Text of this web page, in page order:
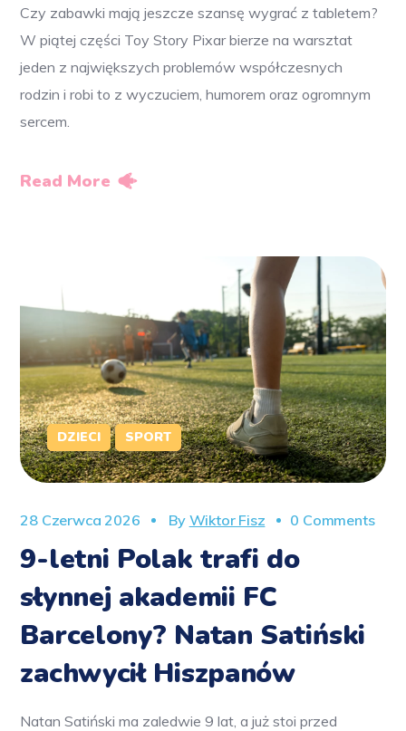
Czy zabawki mają jeszcze szansę wygrać z tabletem?
W piątej części Toy Story Pixar bierze na warsztat
jeden z największych problemów współczesnych
rodzin i robi to z wyczuciem, humorem oraz ogromnym
sercem.
Read More
DZIECI SPORT
28 Czerwca 2026 By Wiktor Fisz 0 Comments
9-letni Polak trafi do
słynnej akademii FC
Barcelony? Natan Satiński
zachwycił Hiszpanów
Natan Satiński ma zaledwie 9 lat, a już stoi przed